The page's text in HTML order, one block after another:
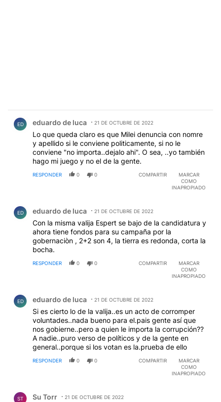
ED eduardo de luca 21 DE OCTUBRE DE 2022
Lo que queda claro es que Milei denuncia con nomre
y apellido si le conviene politicamente, si no le
conviene "no importa..dejalo ahi". O sea, ..yo también
hago mi juego y no el de la gente.
RESPONDER 0 0 COMPARTIR
MARCAR
COMO
INAPROPIADO
ED eduardo de luca 21 DE OCTUBRE DE 2022
Con la misma valija Espert se bajo de la candidatura y
ahora tiene fondos para su campaña por la
gobernaciòn , 2+2 son 4, la tierra es redonda, corta la
bocha.
RESPONDER 0 0 COMPARTIR
MARCAR
COMO
INAPROPIADO
ED eduardo de luca 21 DE OCTUBRE DE 2022
Si es cierto lo de la valija..es un acto de corromper
voluntades..nada bueno para el.pais gente así que
nos gobierne..pero a quien le importa la corrupción??
A nadie..puro verso de políticos y de la gente en
general..porque si los votan es la.prueba de ello
RESPONDER 0 0 COMPARTIR
MARCAR
COMO
INAPROPIADO
ST Su Torr 21 DE OCTUBRE DE 2022